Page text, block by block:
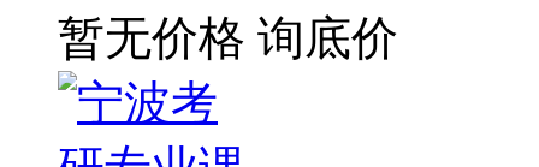
暂无价格 询底价